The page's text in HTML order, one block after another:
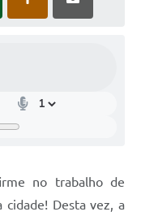
no trabalho de
cidade! Desta vez, a